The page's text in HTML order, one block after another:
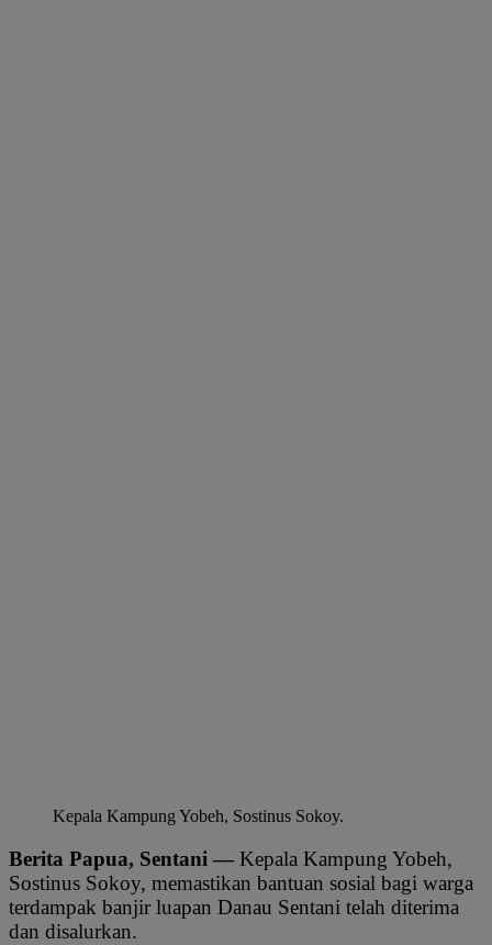
Kepala Kampung Yobeh, Sostinus Sokoy.
Berita Papua, Sentani — Kepala Kampung Yobeh,
Sostinus Sokoy, memastikan bantuan sosial bagi warga
terdampak banjir luapan Danau Sentani telah diterima
dan disalurkan.